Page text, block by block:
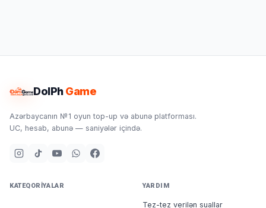
DolPhGame
Azərbaycanın №1 oyun top-up və abunə platforması.
UC, hesab, abunə — saniyələr içində.
KATEQORIYALAR YARDIM
Tez-tez verilən suallar